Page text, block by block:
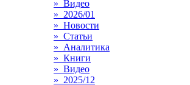
» Видео
» 2026/01
» Новости
» Статьи
» Аналитика
» Книги
» Видео
» 2025/12